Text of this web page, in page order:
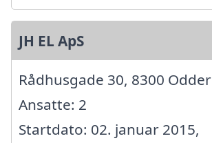
JH EL ApS
Rådhusgade 30, 8300 Odder
Ansatte: 2
Startdato: 02. januar 2015,